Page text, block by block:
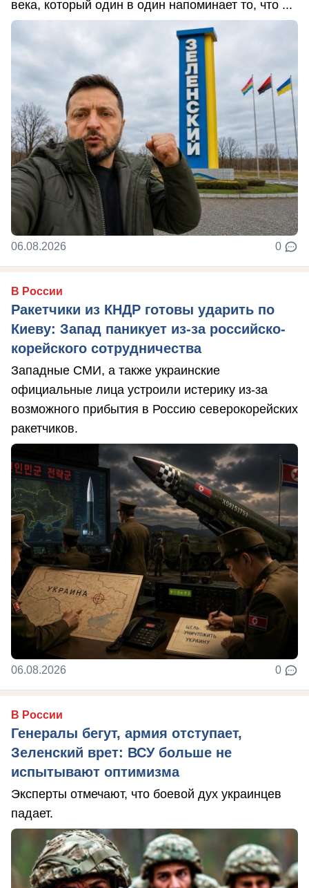
века, который один в один напоминает то, что ...
06.08.2026 0
В России
Ракетчики из КНДР готовы ударить по
Киеву: Запад паникует из-за российско-
корейского сотрудничества
Западные СМИ, а также украинские
официальные лица устроили истерику из-за
возможного прибытия в Россию северокорейских
ракетчиков.
06.08.2026 0
В России
Генералы бегут, армия отступает,
Зеленский врет: ВСУ больше не
испытывают оптимизма
Эксперты отмечают, что боевой дух украинцев
падает.